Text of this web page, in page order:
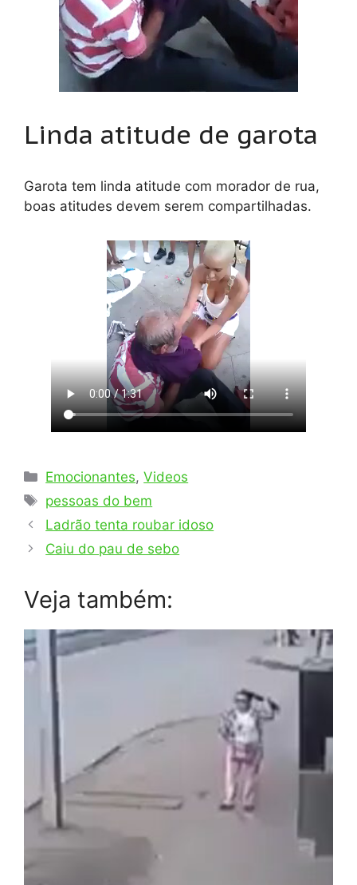
Linda atitude de garota
Garota tem linda atitude com morador de rua,
boas atitudes devem serem compartilhadas.
Categorias
Emocionantes,Videos
Tags
pessoas do bem
Ladrão tenta roubar idoso
Caiu do pau de sebo
Veja também: